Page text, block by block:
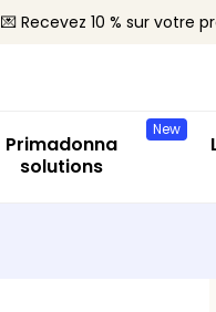
💌 Recevez 10 % sur votre
New
Primadonna
solutions